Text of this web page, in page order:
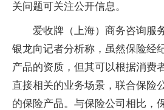
关问题可关注公开信息。
爱收牌（上海）商务咨询服
银龙向记者分析称，虽然保险经
产品的资质，但其可以根据消费
直接相关的业务场景，联合保险
的保险产品。与保险公司相比，